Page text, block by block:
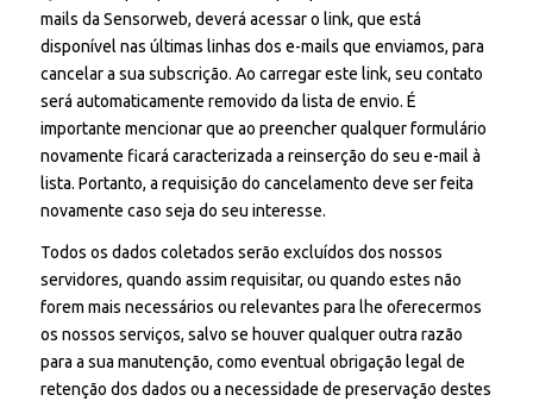
mails da Sensorweb, deverá acessar o link, que está
disponível nas últimas linhas dos e-mails que enviamos, para
cancelar a sua subscrição. Ao carregar este link, seu contato
será automaticamente removido da lista de envio. É
importante mencionar que ao preencher qualquer formulário
novamente ficará caracterizada a reinserção do seu e-mail à
lista. Portanto, a requisição do cancelamento deve ser feita
novamente caso seja do seu interesse.
Todos os dados coletados serão excluídos dos nossos
servidores, quando assim requisitar, ou quando estes não
forem mais necessários ou relevantes para lhe oferecermos
os nossos serviços, salvo se houver qualquer outra razão
para a sua manutenção, como eventual obrigação legal de
retenção dos dados ou a necessidade de preservação destes